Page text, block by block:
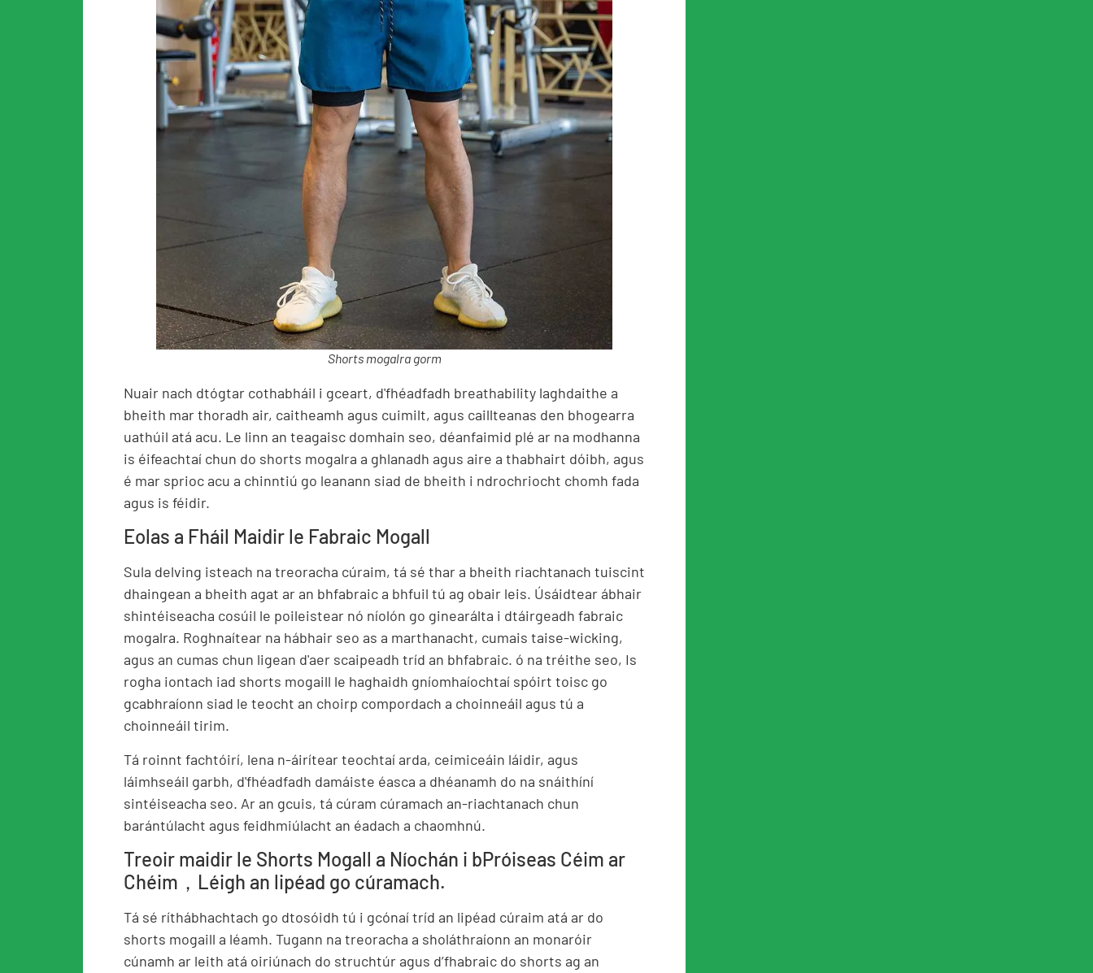
Shorts mogalra gorm
Nuair nach dtógtar cothabháil i gceart, d'fhéadfadh breathability laghdaithe a
bheith mar thoradh air, caitheamh agus cuimilt, agus caillteanas den bhogearra
uathúil atá acu. Le linn an teagaisc domhain seo, déanfaimid plé ar na modhanna
is éifeachtaí chun do shorts mogalra a ghlanadh agus aire a thabhairt dóibh, agus
é mar sprioc acu a chinntiú go leanann siad de bheith i ndrochriocht chomh fada
agus is féidir.
Eolas a Fháil Maidir le Fabraic Mogall
Sula delving isteach na treoracha cúraim, tá sé thar a bheith riachtanach tuiscint
dhaingean a bheith agat ar an bhfabraic a bhfuil tú ag obair leis. Úsáidtear ábhair
shintéiseacha cosúil le poileistear nó níolón go ginearálta i dtáirgeadh fabraic
mogalra. Roghnaítear na hábhair seo as a marthanacht, cumais taise-wicking,
agus an cumas chun ligean d'aer scaipeadh tríd an bhfabraic. ó na tréithe seo, Is
rogha iontach iad shorts mogaill le haghaidh gníomhaíochtaí spóirt toisc go
gcabhraíonn siad le teocht an choirp compordach a choinneáil agus tú a
choinneáil tirim.
Tá roinnt fachtóirí, lena n-áirítear teochtaí arda, ceimiceáin láidir, agus
láimhseáil garbh, d'fhéadfadh damáiste éasca a dhéanamh do na snáithíní
sintéiseacha seo. Ar an gcuis, tá cúram cúramach an-riachtanach chun
barántúlacht agus feidhmiúlacht an éadach a chaomhnú.
Treoir maidir le Shorts Mogall a Níochán i bPróiseas Céim ar
Chéim，Léigh an lipéad go cúramach.
Tá sé ríthábhachtach go dtosóidh tú i gcónaí tríd an lipéad cúraim atá ar do
shorts mogaill a léamh. Tugann na treoracha a sholáthraíonn an monaróir
cúnamh ar leith atá oiriúnach do struchtúr agus d’fhabraic do shorts ag an